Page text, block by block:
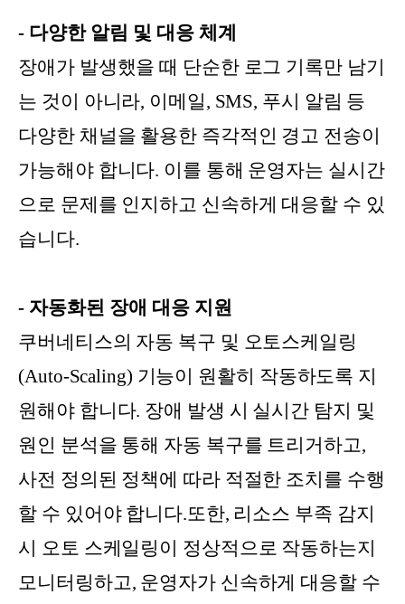
- 다양한 알림 및 대응 체계
장애가 발생했을 때 단순한 로그 기록만 남기
는 것이 아니라, 이메일, SMS, 푸시 알림 등
다양한 채널을 활용한 즉각적인 경고 전송이
가능해야 합니다. 이를 통해 운영자는 실시간
으로 문제를 인지하고 신속하게 대응할 수 있
습니다.
- 자동화된 장애 대응 지원
쿠버네티스의 자동 복구 및 오토스케일링
(Auto-Scaling) 기능이 원활히 작동하도록 지
원해야 합니다. 장애 발생 시 실시간 탐지 및
원인 분석을 통해 자동 복구를 트리거하고,
사전 정의된 정책에 따라 적절한 조치를 수행
할 수 있어야 합니다.또한, 리소스 부족 감지
시 오토 스케일링이 정상적으로 작동하는지
모니터링하고, 운영자가 신속하게 대응할 수